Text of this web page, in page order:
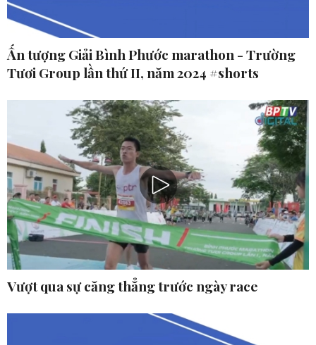
Ấn tượng Giải Bình Phước marathon - Trường
Tươi Group lần thứ II, năm 2024 #shorts
Vượt qua sự căng thẳng trước ngày race